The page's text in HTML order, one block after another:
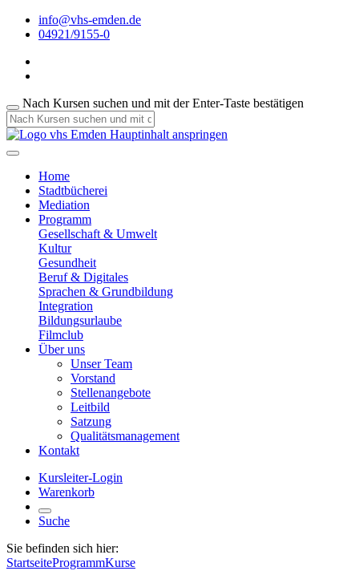
info@vhs-emden.de
04921/9155-0
Nach Kursen suchen und mit der Enter-Taste bestätigen
Hauptinhalt anspringen
Home
Stadtbücherei
Mediation
Programm
Gesellschaft & Umwelt
Kultur
Gesundheit
Beruf & Digitales
Sprachen & Grundbildung
Integration
Bildungsurlaube
Filmclub
Über uns
Unser Team
Vorstand
Stellenangebote
Leitbild
Satzung
Qualitätsmanagement
Kontakt
Kursleiter-Login
Warenkorb
Suche
Sie befinden sich hier:
StartseiteProgrammKurse